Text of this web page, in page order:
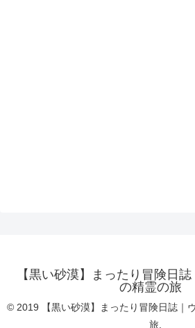
【黒い砂漠】まったり冒険日
の精霊の旅
© 2019 【黒い砂漠】まったり冒険日誌｜
旅.